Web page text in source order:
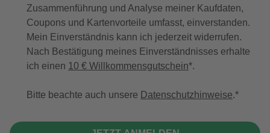
Zusammenführung und Analyse meiner Kaufdaten,
Coupons und Kartenvorteile umfasst, einverstanden.
Mein Einverständnis kann ich jederzeit widerrufen.
Nach Bestätigung meines Einverständnisses erhalte
ich einen 10 € Willkommensgutschein*.
Bitte beachte auch unsere Datenschutzhinweise.